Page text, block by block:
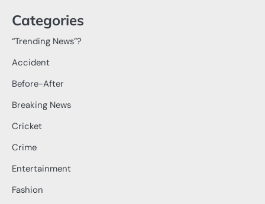
Categories
“Trending News”?
Accident
Before-After
Breaking News
Cricket
Crime
Entertainment
Fashion